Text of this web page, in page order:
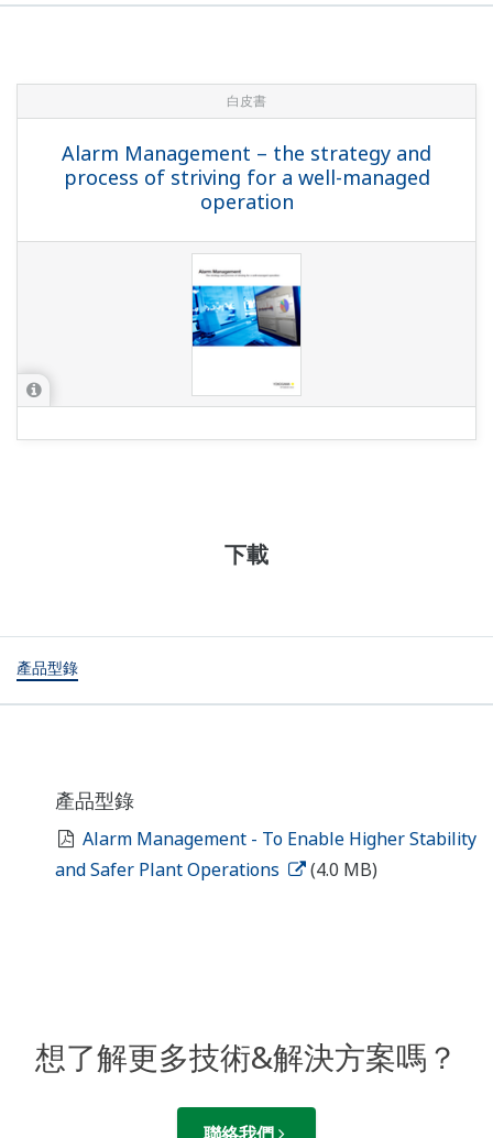
白皮書
Alarm Management – the strategy and
process of striving for a well-managed
operation
下載
產品型錄
產品型錄
Alarm Management - To Enable Higher Stability
and Safer Plant Operations
(4.0 MB)
想了解更多技術&解決方案嗎？